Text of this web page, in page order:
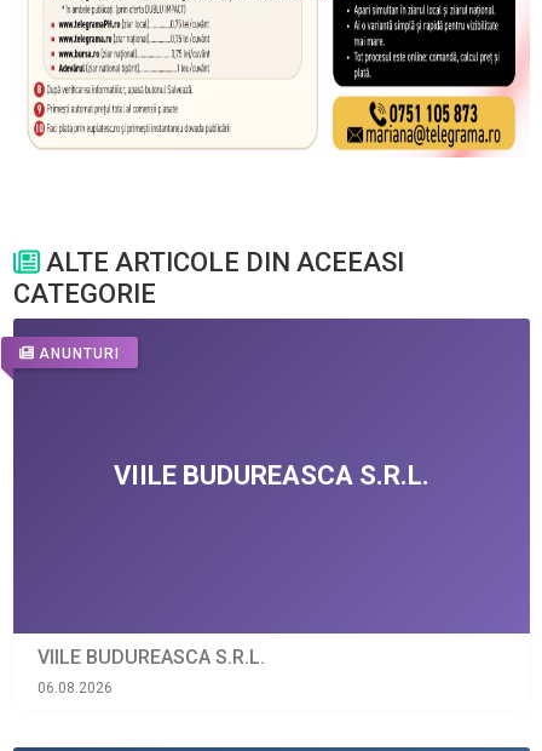
ALTE ARTICOLE DIN ACEEASI
CATEGORIE
ANUNTURI
VIILE BUDUREASCA S.R.L.
06.08.2026